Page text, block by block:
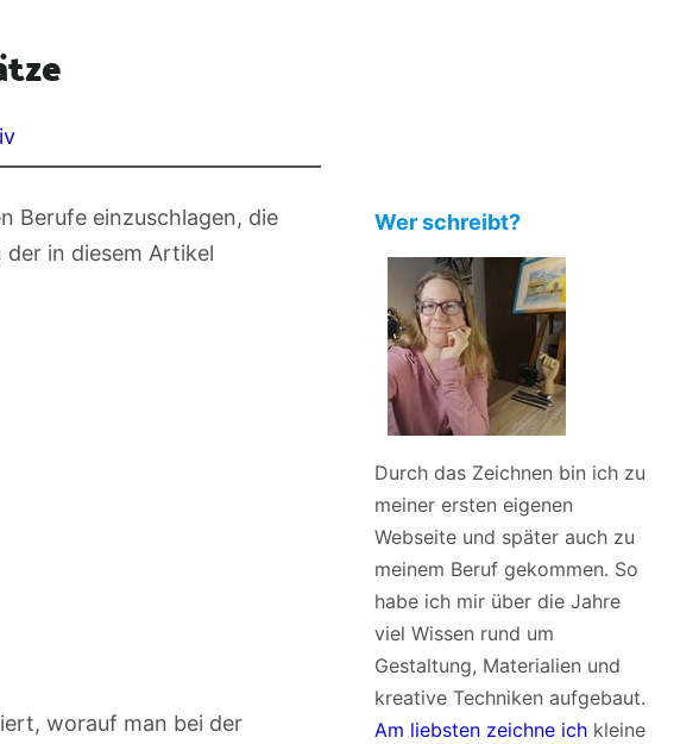
Berufe einzuschlagen, die
in diesem Artikel
worauf man bei der
Wer schreibt?
Durch das Zeichnen bin ich zu
meiner ersten eigenen
Webseite und später auch zu
meinem Beruf gekommen. So
habe ich mir über die Jahre
viel Wissen rund um
Gestaltung, Materialien und
kreative Techniken aufgebaut.
Am liebsten zeichne ich kleine